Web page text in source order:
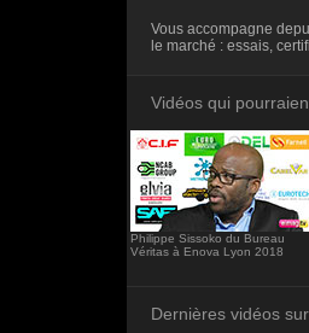
Vous accompagne
le marché : essais,
Vidéos qui
Philippe Sissoko du Bureau
Véritas à Enova Lyon 2018
Dernières vidéos